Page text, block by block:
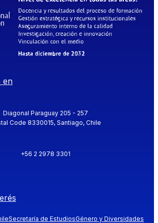
en
Diagonal Paraguay 205 - 257
Code 8330015, Santiago, Chile
+56 2 2978 3301
Secretaría de EstudiosGénero y Diversidades